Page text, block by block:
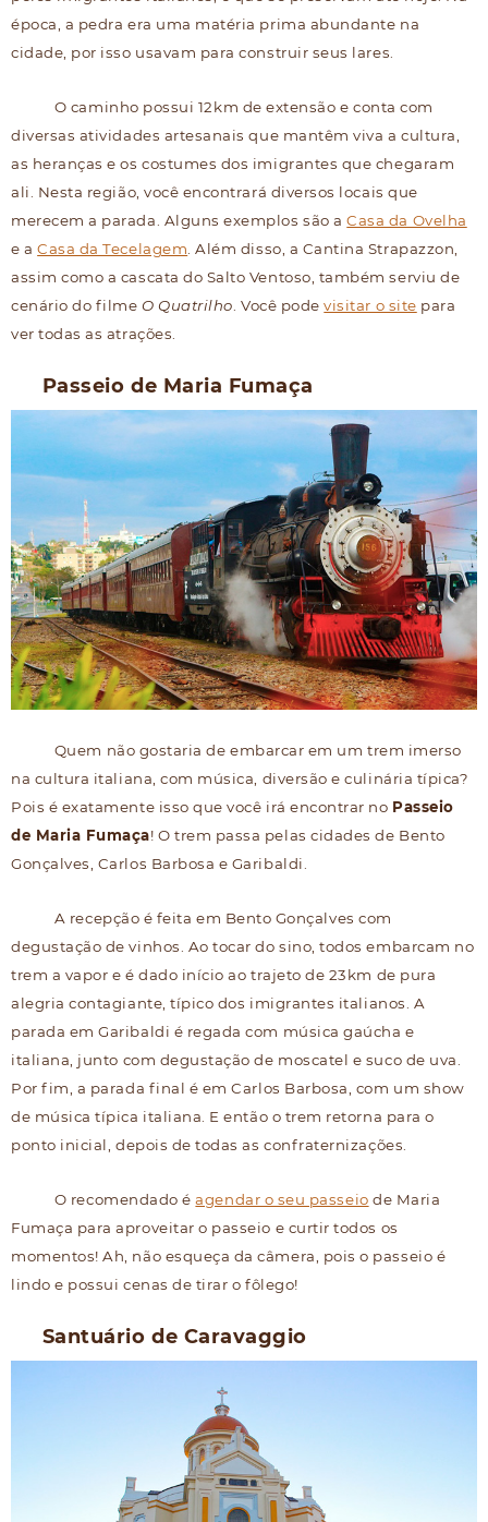
época, a pedra era uma matéria prima abundante na
cidade, por isso usavam para construir seus lares.
O caminho possui 12km de extensão e conta com
diversas atividades artesanais que mantêm viva a cultura,
as heranças e os costumes dos imigrantes que chegaram
ali. Nesta região, você encontrará diversos locais que
merecem a parada. Alguns exemplos são aCasa da Ovelha
e aCasa da Tecelagem . Além disso, a Cantina Strapazzon,
assim como a cascata do Salto Ventoso, também serviu de
cenário do filmeO Quatrilho . Você podevisitar o site para
ver todas as atrações.
Passeio de Maria Fumaça
Quem não gostaria de embarcar em um trem imerso
na cultura italiana, com música, diversão e culinária típica?
Pois é exatamente isso que você irá encontrar no Passeio
de Maria Fumaça! O trem passa pelas cidades de Bento
Gonçalves, Carlos Barbosa e Garibaldi.
A recepção é feita em Bento Gonçalves com
degustação de vinhos. Ao tocar do sino, todos embarcam no
trem a vapor e é dado início ao trajeto de 23km de pura
alegria contagiante, típico dos imigrantes italianos. A
parada em Garibaldi é regada com música gaúcha e
italiana, junto com degustação de moscatel e suco de uva.
Por fim, a parada final é em Carlos Barbosa, com um show
de música típica italiana. E então o trem retorna para o
ponto inicial, depois de todas as confraternizações.
O recomendado éagendar o seu passeio de Maria
Fumaça para aproveitar o passeio e curtir todos os
momentos! Ah, não esqueça da câmera, pois o passeio é
lindo e possui cenas de tirar o fôlego!
Santuário de Caravaggio